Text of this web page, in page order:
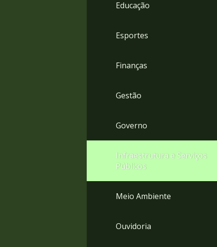
Educação
Esportes
Finanças
Gestão
Governo
Infraestrutura e Serviços
Públicos
Meio Ambiente
Ouvidoria